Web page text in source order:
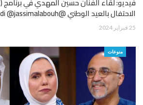
الاحتفال بالعيد الوطني @hussain_almhdi @jassimalabouh
25 فبراير 2024
منوعات